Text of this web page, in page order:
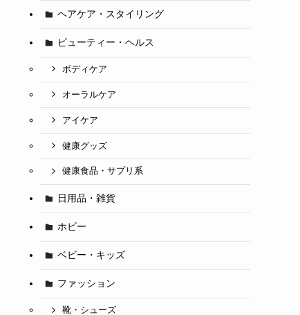
ヘアケア・スタイリング
ビューティー・ヘルス
ボディケア
オーラルケア
アイケア
健康グッズ
健康食品・サプリ系
日用品・雑貨
ホビー
ベビー・キッズ
ファッション
靴・シューズ